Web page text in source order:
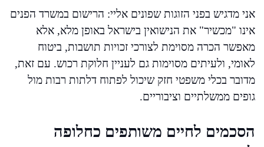
אני מדגיש בפני הזוגות שפונים אליי: הרישום במשרד הפנים
אינו "מכשיר" את הנישואין בישראל באופן מלא, אלא
מאפשר הכרה מסוימת לצורכי זכויות תושבות, ביטוח
לאומי, ולעיתים מסוימות גם לעניין חלוקת רכוש. עם זאת,
מדובר בכלי משפטי חזק שיכול לפתוח דלתות רבות מול
גופים ממשלתיים וציבוריים.
הסכמים לחיים משותפים כחלופה